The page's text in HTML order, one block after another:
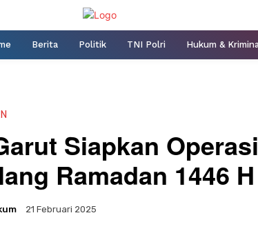
Berita Politik TNI Polri Hukum &
Siapkan
Ramadan 1446 H
21 Februari 2025